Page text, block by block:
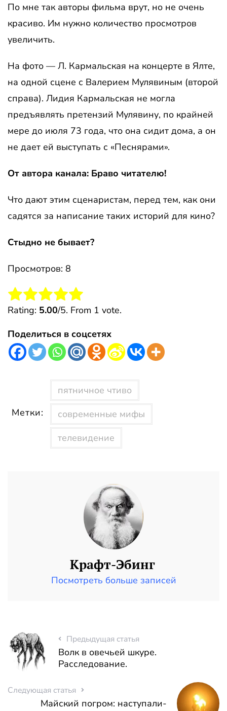
По мне так авторы фильма врут, но не очень
красиво. Им нужно количество просмотров
увеличить.
На фото — Л. Кармальская на концерте в Ялте,
на одной сцене с Валерием Мулявиным (второй
справа). Лидия Кармальская не могла
предъявлять претензий Мулявину, по крайней
мере до июля 73 года, что она сидит дома, а он
не дает ей выступать с «Песнярами».
От автора канала: Браво читателю!
Что дают этим сценаристам, перед тем, как они
садятся за написание таких историй для кино?
Стыдно не бывает?
Просмотров: 8
Rate this item:
Submit Rating
Rating: 5.00/5. From 1 vote.
Поделиться в соцсетях
Метки:
пятничное чтиво
современные мифы
телевидение
Крафт-Эбинг
Посмотреть больше записей
Предыдущая статья
Волк в овечьей шкуре .
Расследование.
Следующая статья
Майский погром: наступали-